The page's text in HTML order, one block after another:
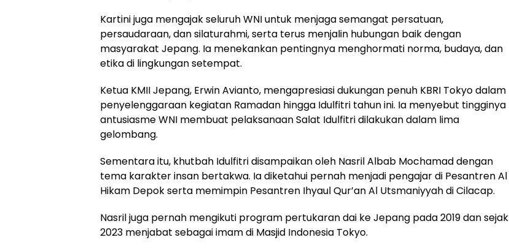
Kartini juga mengajak seluruh WNI untuk menjaga semangat persatuan,
persaudaraan, dan silaturahmi, serta terus menjalin hubungan baik dengan
masyarakat Jepang. Ia menekankan pentingnya menghormati norma, budaya, dan
etika di lingkungan setempat.
Ketua KMII Jepang, Erwin Avianto, mengapresiasi dukungan penuh KBRI Tokyo dalam
penyelenggaraan kegiatan Ramadan hingga Idulfitri tahun ini. Ia menyebut tingginya
antusiasme WNI membuat pelaksanaan Salat Idulfitri dilakukan dalam lima
gelombang.
Sementara itu, khutbah Idulfitri disampaikan oleh Nasril Albab Mochamad dengan
tema karakter insan bertakwa. Ia diketahui pernah menjadi pengajar di Pesantren Al
Hikam Depok serta memimpin Pesantren Ihyaul Qur’an Al Utsmaniyyah di Cilacap.
Nasril juga pernah mengikuti program pertukaran dai ke Jepang pada 2019 dan sejak
2023 menjabat sebagai imam di Masjid Indonesia Tokyo.